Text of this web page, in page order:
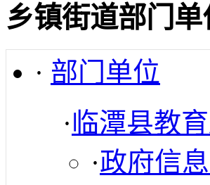
乡镇街道部门单
· 部门单位
·临潭县教
·政府信